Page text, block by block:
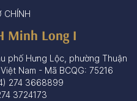
CHÍNH
Minh Long I
phố Hưng Lộc, phường Thuận
Nam - Mã BCQG: 75216
274 3668899
3724173